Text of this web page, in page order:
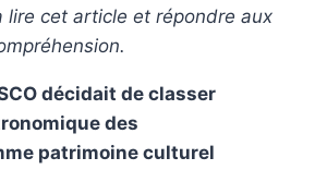
lire cet article et répondre aux
décidait de classer
des
patrimoine culturel